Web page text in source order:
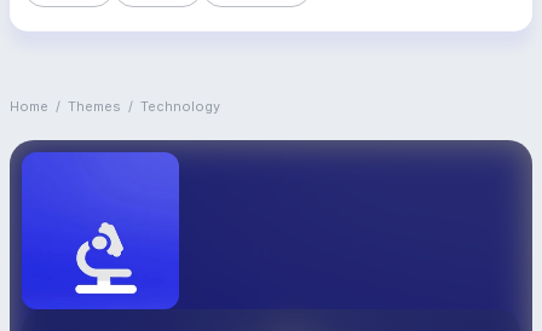
Home / Themes / Technology